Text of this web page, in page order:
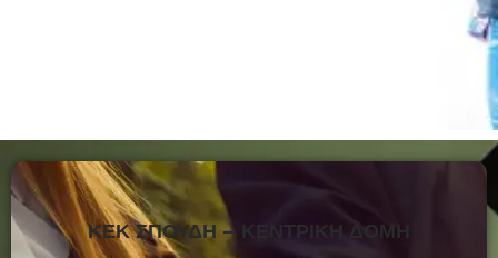
ΚΕΚ ΣΠΟΥΔΗ – ΚΕΝΤΡΙΚΗ ΔΟΜΗ